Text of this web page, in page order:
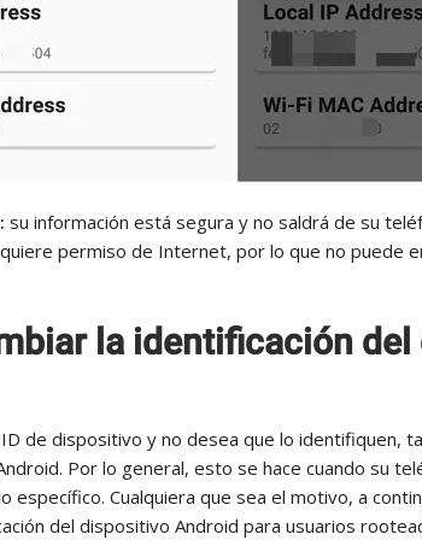
su información está segura y no saldrá de su
permiso de Internet, por lo que no puede
la identificación
de dispositivo y no desea que lo identifiquen,
Por lo general, esto se hace cuando su
específico. Cualquiera que sea el motivo, a
del dispositivo Android para usuarios